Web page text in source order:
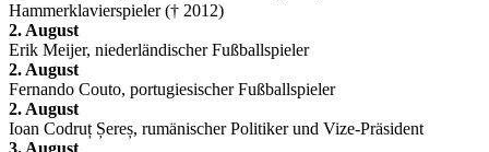
Hammerklavierspieler († 2012)
2. August
Erik Meijer, niederländischer Fußballspieler
2. August
Fernando Couto, portugiesischer Fußballspieler
2. August
Ioan Codruț Șereș, rumänischer Politiker und Vize-Präsident
3. August